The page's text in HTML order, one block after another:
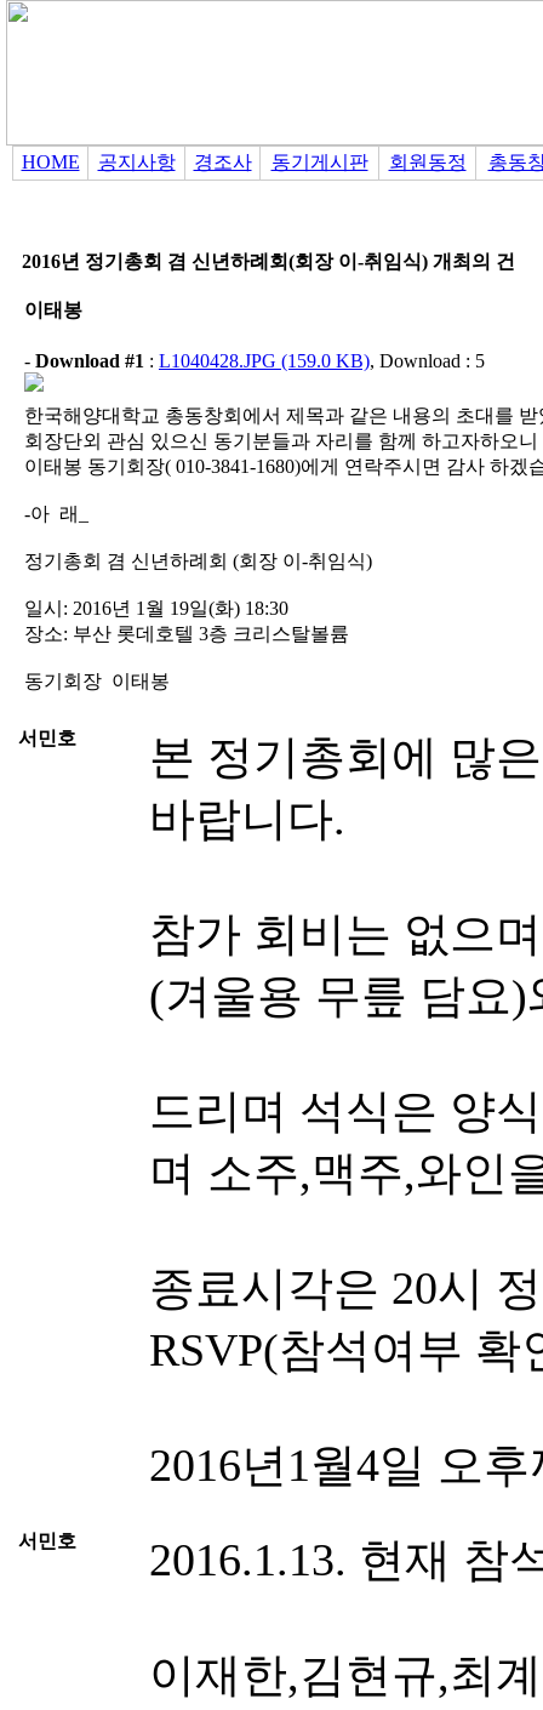
HOME 공지사항 경조사 동기게시판 회원동정 총동
2016년 정기총회 겸 신년하례회(회장 이-취임식) 개최의 건
이태봉
- Download #1 : L1040428.JPG (159.0 KB), Download : 5
한국해양대학교 총동창회에서 제목과 같은 내용의 초대를
회장단외 관심 있으신 동기분들과 자리를 함께 하고자하오
이태봉 동기회장( 010-3841-1680)에게 연락주시면 감사 하겠
-아 래_
정기총회 겸 신년하례회 (회장 이-취임식)
일시: 2016년 1월 19일(화) 18:30
장소: 부산 롯데호텔 3층 크리스탈볼륨
동기회장 이태봉
서민호
본 정기총회에 많
바랍니다.
참가 회비는 없으
(겨울용 무릎 담요
드리며 석식은 양
며 소주,맥주,와인
종료시각은 20시
RSVP(참석여부 확
2016년1월4일 오
서민호 2016.1.13. 현재 참
이재한,김현규,최